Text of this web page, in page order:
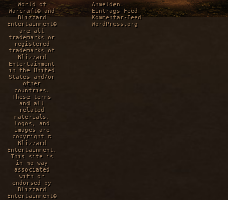
World of
Warcraft© and
Blizzard
Entertainment©
are all
trademarks or
registered
trademarks of
Blizzard
Entertainment
in the United
States and/or
other
countries.
These terms
and all
related
materials,
logos, and
images are
copyright ©
Blizzard
Entertainment.
This site is
in no way
associated
with or
endorsed by
Blizzard
Entertainment©
Anmelden
Eintrags-Feed
Kommentar-Feed
WordPress.org